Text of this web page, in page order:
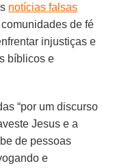
notícias falsas
de fé
injustiças e
bíblicos e
“por um discurso
Jesus e a
de pessoas
e